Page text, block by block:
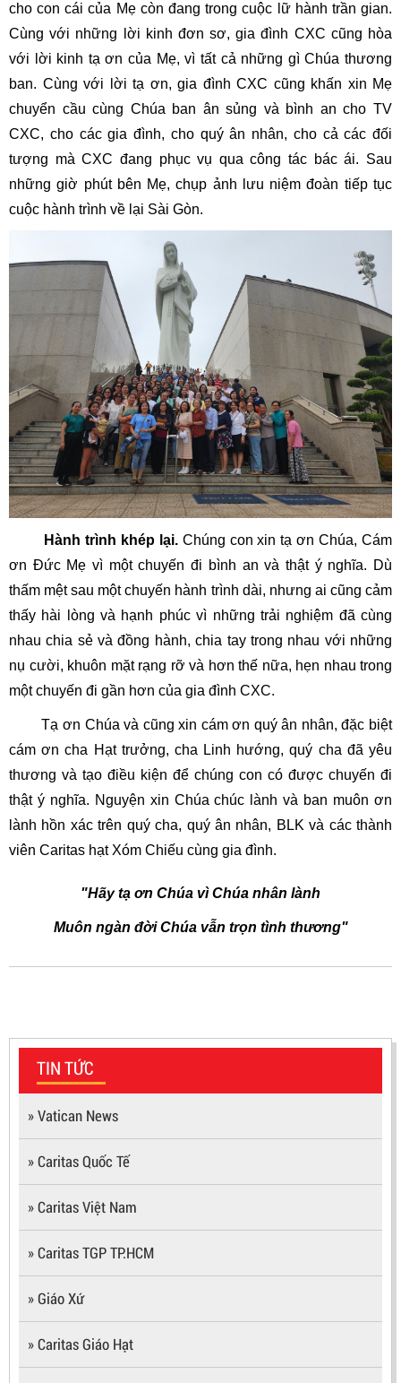
cho con cái của Mẹ còn đang trong cuộc lữ hành trần gian.
Cùng với những lời kinh đơn sơ, gia đình CXC cũng hòa
với lời kinh tạ ơn của Mẹ, vì tất cả những gì Chúa thương
ban. Cùng với lời tạ ơn, gia đình CXC cũng khấn xin Mẹ
chuyển cầu cùng Chúa ban ân sủng và bình an cho TV
CXC, cho các gia đình, cho quý ân nhân, cho cả các đối
tượng mà CXC đang phục vụ qua công tác bác ái. Sau
những giờ phút bên Mẹ, chụp ảnh lưu niệm đoàn tiếp tục
cuộc hành trình về lại Sài Gòn.
Hành trình khép lại.Chúng con xin tạ ơn Chúa, Cám
ơn Đức Mẹ vì một chuyến đi bình an và thật ý nghĩa. Dù
thấm mệt sau một chuyến hành trình dài, nhưng ai cũng cảm
thấy hài lòng và hạnh phúc vì những trải nghiệm đã cùng
nhau chia sẻ và đồng hành, chia tay trong nhau với những
nụ cười, khuôn mặt rạng rỡ và hơn thế nữa, hẹn nhau trong
một chuyến đi gần hơn của gia đình CXC.
Tạ ơn Chúa và cũng xin cám ơn quý ân nhân, đặc biệt
cám ơn cha Hạt trưởng, cha Linh hướng, quý cha đã yêu
thương và tạo điều kiện để chúng con có được chuyến đi
thật ý nghĩa. Nguyện xin Chúa chúc lành và ban muôn ơn
lành hồn xác trên quý cha, quý ân nhân, BLK và các thành
viên Caritas hạt Xóm Chiếu cùng gia đình.
"Hãy tạ ơn Chúa vì Chúa nhân lành
Muôn ngàn đời Chúa vẫn trọn tình thương"
TIN TỨC
» Vatican News
» Caritas Quốc Tế
» Caritas Việt Nam
» Caritas TGP TP.HCM
» Giáo Xứ
» Caritas Giáo Hạt